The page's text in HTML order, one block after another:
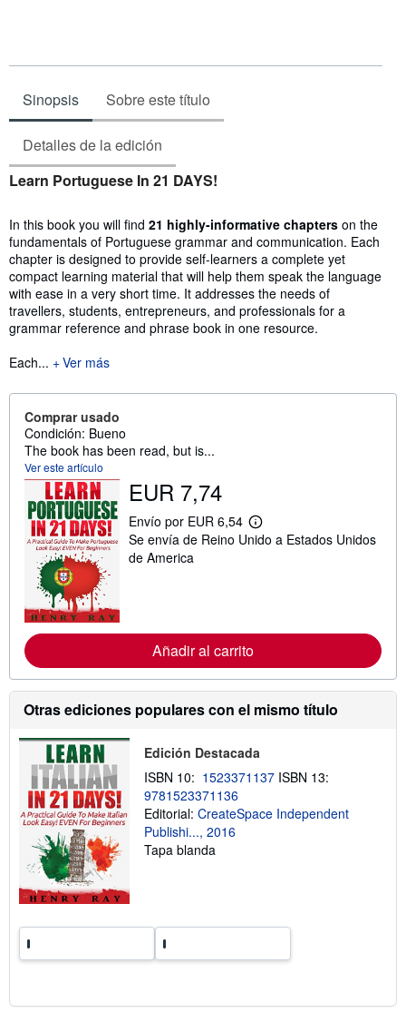
Sinopsis Sobre este título
Detalles de la edición
Sinopsis
Learn Portuguese In 21 DAYS!
In this book you will find 21 highly-informative chapters on the
fundamentals of Portuguese grammar and communication. Each
chapter is designed to provide self-learners a complete yet
compact learning material that will help them speak the language
with ease in a very short time. It addresses the needs of
travellers, students, entrepreneurs, and professionals for a
grammar reference and phrase book in one resource.
Each...
Ver más
Comprar usado
Condición: Bueno
The book has been read, but is...
Ver este artículo
EUR 7,74
Envío por EUR 6,54
M
á
m
i
ó
n
s
r
e
l
s
n
o
Se envía de Reino Unido a Estados Unidos
de America
Añadir al carrito
Otras ediciones populares con el mismo título
Edición Destacada
ISBN 10: 1523371137 ISBN 13:
9781523371136
Editorial: CreateSpace Independent
Publishi..., 2016
Tapa blanda